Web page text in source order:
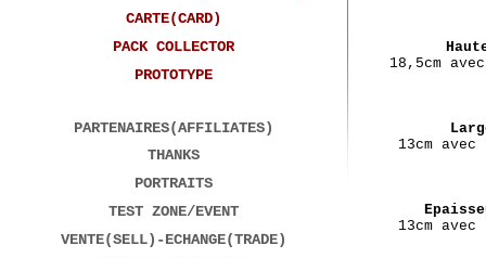
18,5cm
13cm
13cm
CARTE(CARD)
PACK COLLECTOR
PROTOTYPE
PARTENAIRES(AFFILIATES)
THANKS
PORTRAITS
TEST ZONE/EVENT
VENTE(SELL)-ECHANGE(TRADE)